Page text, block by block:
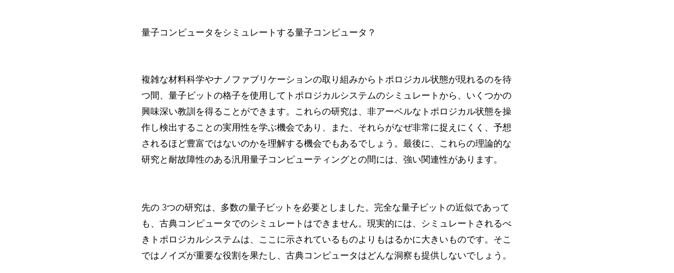
量子コンピュータをシミュレートする量子コンピュータ？
複雑な材料科学やナノファブリケーションの取り組みからトポロジカル状態が現れるのを待
つ間、量子ビットの格子を使用してトポロジカルシステムのシミュレートから、いくつかの
興味深い教訓を得ることができます。これらの研究は、非アーベルなトポロジカル状態を操
作し検出することの実用性を学ぶ機会であり、また、それらがなぜ非常に捉えにくく、予想
されるほど豊富ではないのかを理解する機会でもあるでしょう。最後に、これらの理論的な
研究と耐故障性のある汎用量子コンピューティングとの間には、強い関連性があります。
先の 3つの研究は、多数の量子ビットを必要としました。完全な量子ビットの近似であって
も、古典コンピュータでのシミュレートはできません。現実的には、シミュレートされるべ
きトポロジカルシステムは、ここに示されているものよりもはるかに大きいものです。そこ
ではノイズが重要な役割を果たし、古典コンピュータはどんな洞察も提供しないでしょう。